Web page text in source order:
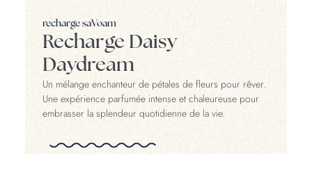
recharge saVoam
Recharge Daisy
Daydream
Un mélange enchanteur de pétales de fleurs pour rêver.
Une expérience parfumée intense et chaleureuse pour
embrasser la splendeur quotidienne de la vie.